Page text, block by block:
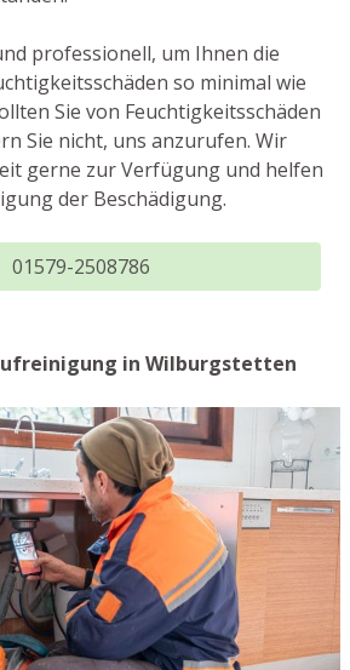
professionell, um Ihnen die
so minimal wie
Sie von Feuchtigkeitsschäden
Sie nicht, uns anzurufen. Wir
gerne zur Verfügung und helfen
der Beschädigung.
01579-2508786
in Wilburgstetten